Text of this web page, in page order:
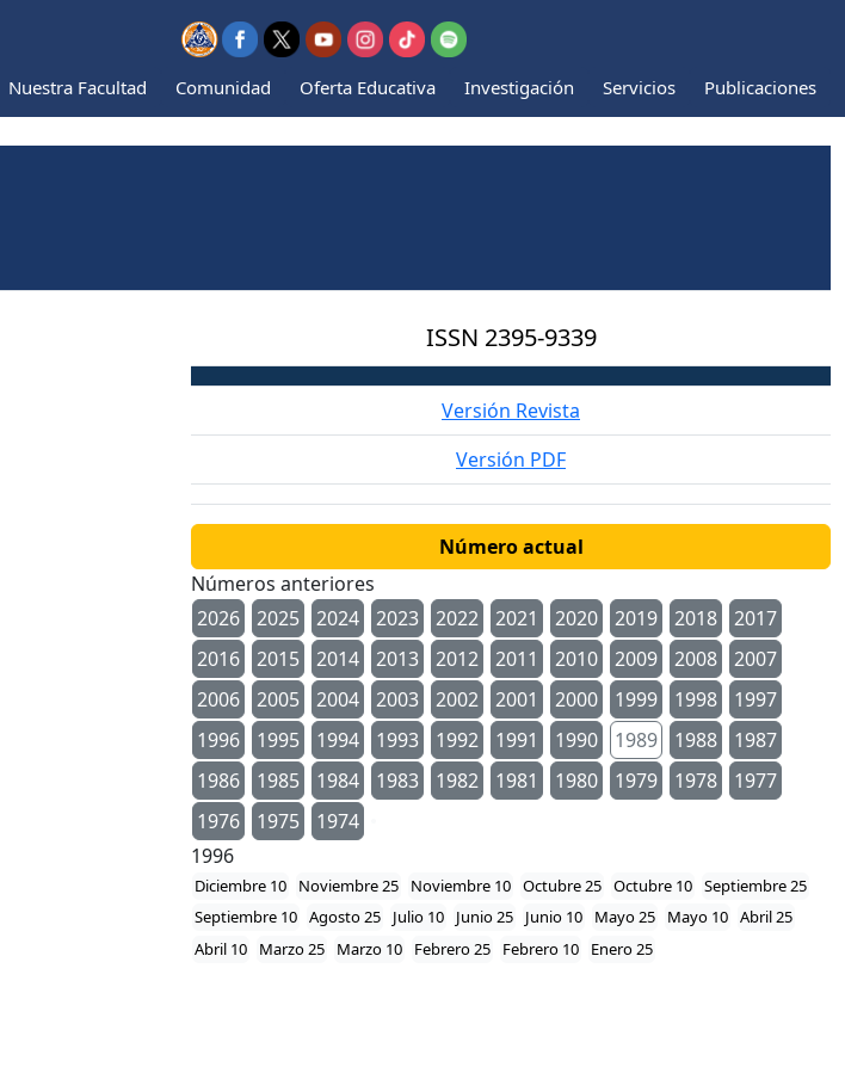
Nuestra Facultad Comunidad Oferta Educativa Investigación Servicios Publicaciones
ISSN 2395-9339
Versión Revista
Versión PDF
Número actual
Números anteriores
2026
2025 2024 2023 2022 2021 2020 2019 2018
2017
2016
2015 2014 2013 2012 2011 2010 2009 2008
2007
2006
2005 2004 2003 2002 2001 2000 1999 1998
1997
1996
1995 1994 1993 1992 1991 1990 1989 1988
1987
1986
1985 1984 1983 1982 1981 1980 1979 1978
1977
1976
1975
1974
1996
Diciembre 10 Noviembre 25 Noviembre 10 Octubre 25 Octubre 10 Septiembre 25
Septiembre 10 Agosto 25 Julio 10 Junio 25 Junio 10 Mayo 25 Mayo 10 Abril 25
Abril 10
Marzo 25 Marzo 10 Febrero 25 Febrero 10 Enero 25